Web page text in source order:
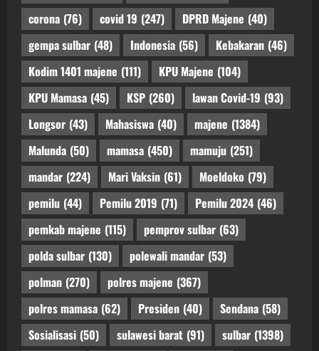
corona (76) covid 19 (247) DPRD Majene (40)
gempa sulbar (48) Indonesia (56) Kebakaran (46)
Kodim 1401 majene (111) KPU Majene (104)
KPU Mamasa (45) KSP (260) lawan Covid-19 (93)
Longsor (43) Mahasiswa (40) majene (1384)
Malunda (50) mamasa (450) mamuju (251)
mandar (224) Mari Vaksin (61) Moeldoko (79)
pemilu (44) Pemilu 2019 (71) Pemilu 2024 (46)
pemkab majene (115) pemprov sulbar (63)
polda sulbar (130) polewali mandar (53)
polman (270) polres majene (367)
polres mamasa (62) Presiden (40) Sendana (58)
Sosialisasi (50) sulawesi barat (91) sulbar (1398)